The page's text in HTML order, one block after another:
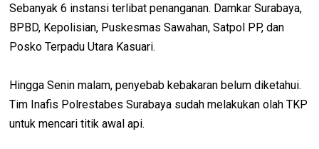
Sebanyak 6 instansi terlibat penanganan. Damkar Surabaya,
BPBD, Kepolisian, Puskesmas Sawahan, Satpol PP, dan
Posko Terpadu Utara Kasuari.
Hingga Senin malam, penyebab kebakaran belum diketahui.
Tim Inafis Polrestabes Surabaya sudah melakukan olah TKP
untuk mencari titik awal api.